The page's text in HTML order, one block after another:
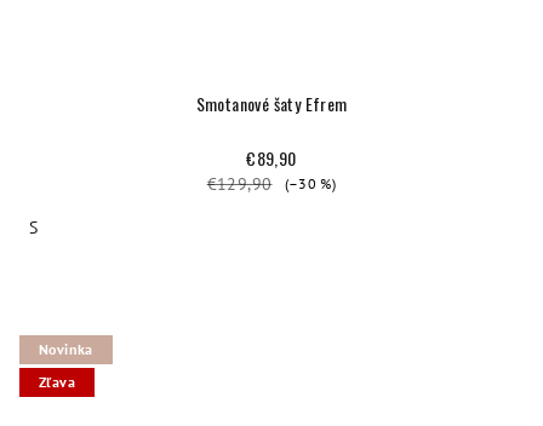
Smotanové šaty Efrem
€89,90
€129,90 (–30 %)
S
Novinka
Zľava